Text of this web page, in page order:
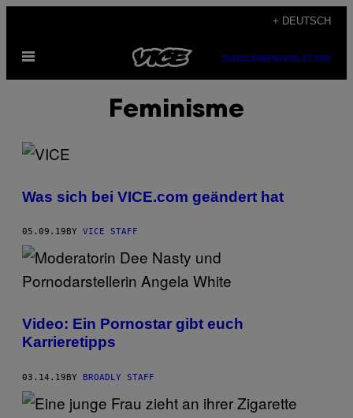
content
+ DEUTSCH
Open
SUBSCRIBENEWSLETTER
Feminisme
Was sich bei VICE.com geändert hat
05.09.19 BY VICE STAFF
Video: Ein Pornostar gibt euch
Karrieretipps
03.14.19BY BROADLY STAFF